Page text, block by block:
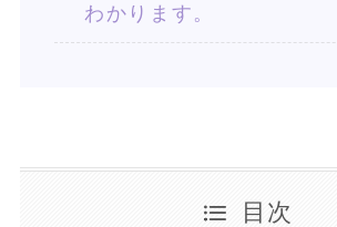
わかります。
目次